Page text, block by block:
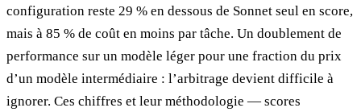
configuration reste 29 % en dessous de Sonnet seul en score,
mais à 85 % de coût en moins par tâche. Un doublement de
performance sur un modèle léger pour une fraction du prix
d’un modèle intermédiaire : l’arbitrage devient difficile à
ignorer. Ces chiffres et leur méthodologie — scores